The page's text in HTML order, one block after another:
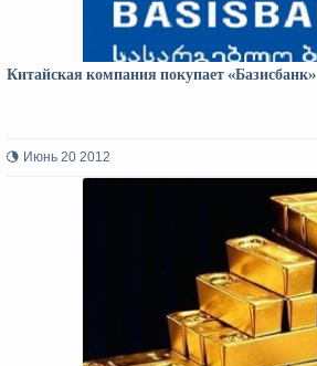
Китайская компания покупает «Базисбанк»
Июнь 20 2012